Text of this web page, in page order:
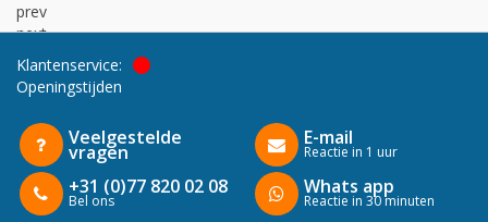
prev
next
Klantenservice:
Openingstijden
Veelgestelde
vragen
+31 (0)77 820 02 08
Bel ons
E-mail
Reactie in 1 uur
Whats app
Reactie in 30 minuten